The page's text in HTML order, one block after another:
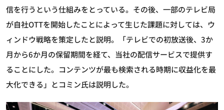
信を行うという仕組みをとっている。その後、一部のテレビ局
が自社OTTを開始したことによって生じた課題に対しては、ウ
ィンドウ戦略を策定したと説明。「テレビでの初放送後、3か
月から6か月の保留期間を経て、当社の配信サービスで提供す
ることにした。コンテンツが最も検索される時期に収益化を最
大化できる」とコミン氏は説明した。